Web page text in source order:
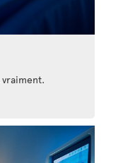
vraiment.